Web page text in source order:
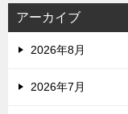
アーカイブ
2026年8月
2026年7月